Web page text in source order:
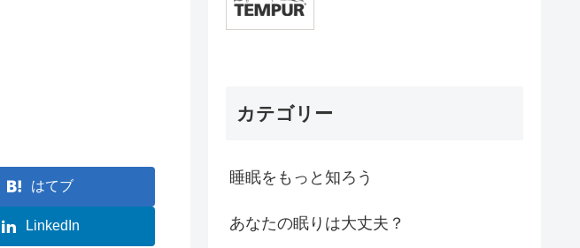
はてブ
LinkedIn
カテゴリー
睡眠をもっと知ろう
あなたの眠りは大丈夫？